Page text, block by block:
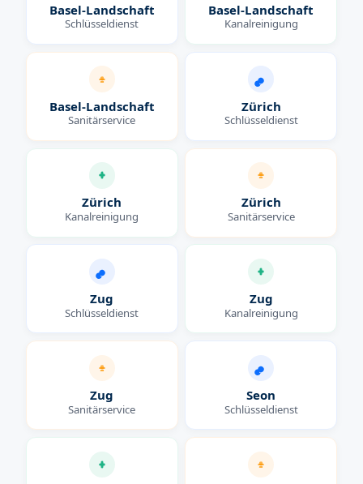
Basel-Landschaft
Schlüsseldienst
Basel-Landschaft
Kanalreinigung
Basel-Landschaft
Sanitärservice
Zürich
Schlüsseldienst
Zürich
Kanalreinigung
Zürich
Sanitärservice
Zug
Schlüsseldienst
Zug
Kanalreinigung
Zug
Sanitärservice
Seon
Schlüsseldienst